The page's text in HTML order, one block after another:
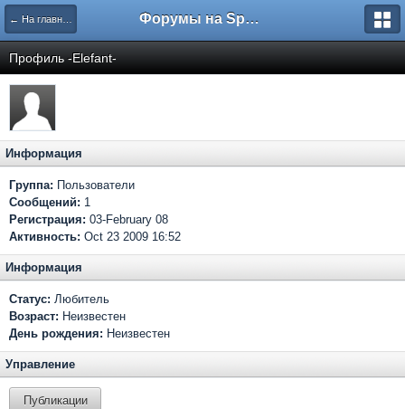
← На главную Форумы на Sportbox.ru
Профиль -Elefant-
Информация
Группа: Пользователи
Сообщений: 1
Регистрация: 03-February 08
Активность: Oct 23 2009 16:52
Информация
Статус: Любитель
Возраст: Неизвестен
День рождения: Неизвестен
Управление
Публикации